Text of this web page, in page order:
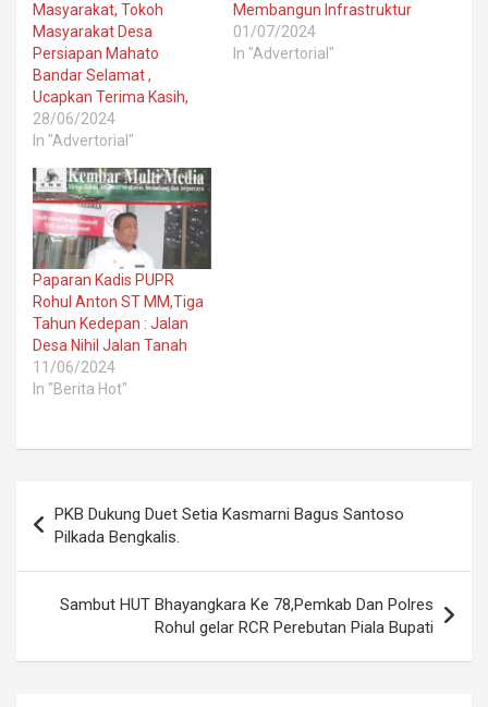
Masyarakat, Tokoh
Masyarakat Desa
Persiapan Mahato
Bandar Selamat ,
Ucapkan Terima Kasih,
28/06/2024
In "Advertorial"
Membangun Infrastruktur
01/07/2024
In "Advertorial"
Paparan Kadis PUPR
Rohul Anton ST MM,Tiga
Tahun Kedepan : Jalan
Desa Nihil Jalan Tanah
11/06/2024
In "Berita Hot"
navigation
PKB Dukung Duet Setia Kasmarni Bagus Santoso
Pilkada Bengkalis.
Sambut HUT Bhayangkara Ke 78,Pemkab Dan Polres
Rohul gelar RCR Perebutan Piala Bupati